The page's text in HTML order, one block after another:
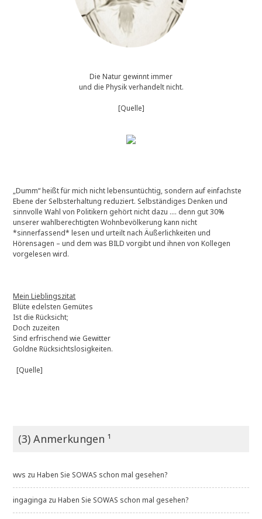
Die Natur gewinnt immer
und die Physik verhandelt nicht.
[Quelle]
„Dumm“ heißt für mich nicht lebensuntüchtig, sondern auf einfachste
Ebene der Selbsterhaltung reduziert. Selbständiges Denken und
sinnvolle Wahl von Politikern gehört nicht dazu …. denn gut 30%
unserer wahlberechtigten Wohnbevölkerung kann nicht
*sinnerfassend* lesen und urteilt nach Äußerlichkeiten und
Hörensagen – und dem was BILD vorgibt und ihnen von Kollegen
vorgelesen wird.
Mein Lieblingszitat
Blüte edelsten Gemütes
Ist die Rücksicht;
Doch zuzeiten
Sind erfrischend wie Gewitter
Goldne Rücksichtslosigkeiten.
[Quelle]
(3) Anmerkungen ¹
wvs zuHaben Sie SOWAS schon mal gesehen?
ingaginga zuHaben Sie SOWAS schon mal gesehen?